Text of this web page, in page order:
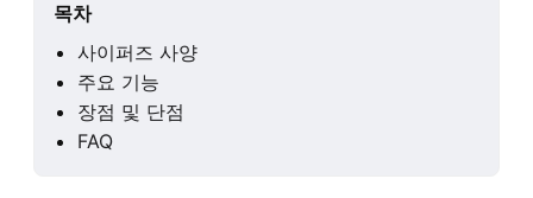
목차
사이퍼즈 사양
주요 기능
장점 및 단점
FAQ